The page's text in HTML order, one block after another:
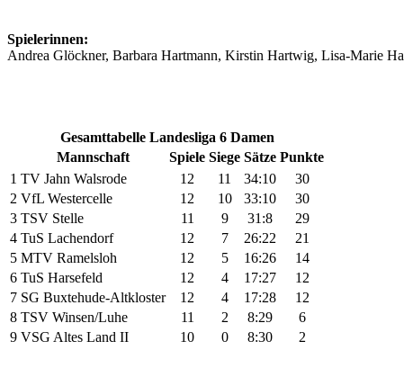
Spielerinnen:
Andrea Glöckner, Barbara Hartmann, Kirstin Hartwig, Lisa-Marie
Gesamttabelle Landesliga 6 Damen
Mannschaft
Spiele Siege Sätze Punkte
1 TV Jahn Walsrode 12 11 34:10
30
2 VfL Westercelle 12 10 33:10
30
3 TSV Stelle 11 9 31:8
29
4 TuS Lachendorf 12 7 26:22
21
5 MTV Ramelsloh 12 5 16:26
14
6 TuS Harsefeld 12 4 17:27
12
7 SG Buxtehude-Altkloster 12 4 17:28
12
8 TSV Winsen/Luhe 11 2 8:29
6
9 VSG Altes Land II 10 0 8:30 2